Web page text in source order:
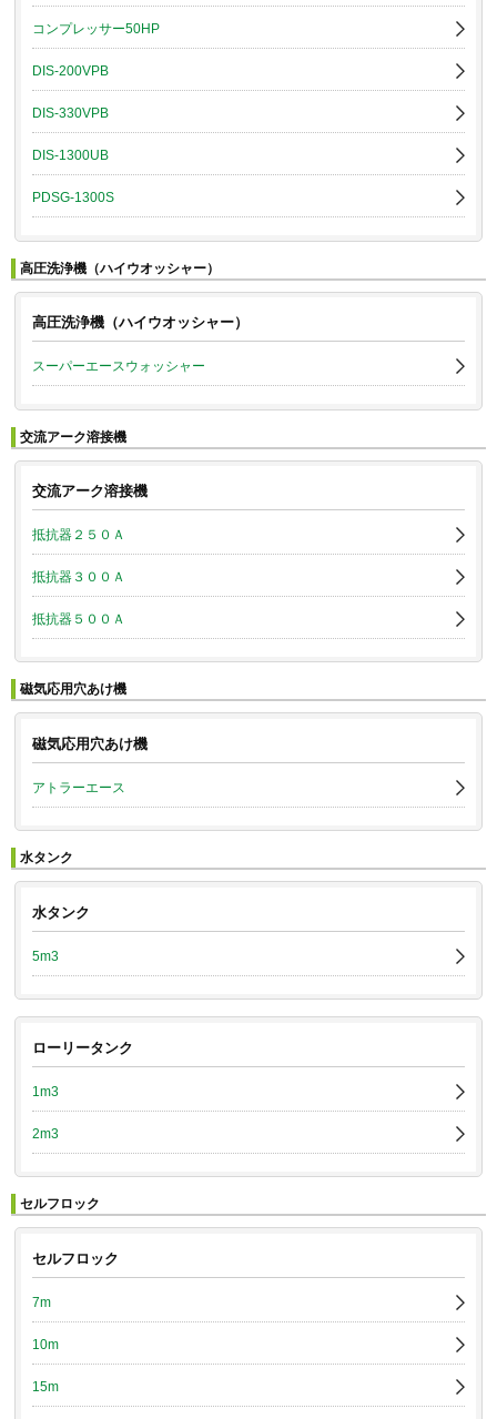
コンプレッサー50HP
DIS-200VPB
DIS-330VPB
DIS-1300UB
PDSG-1300S
高圧洗浄機（ハイウオッシャー）
高圧洗浄機（ハイウオッシャー）
スーパーエースウォッシャー
交流アーク溶接機
交流アーク溶接機
抵抗器２５０Ａ
抵抗器３００Ａ
抵抗器５００Ａ
磁気応用穴あけ機
磁気応用穴あけ機
アトラーエース
水タンク
水タンク
5m3
ローリータンク
1m3
2m3
セルフロック
セルフロック
7m
10m
15m